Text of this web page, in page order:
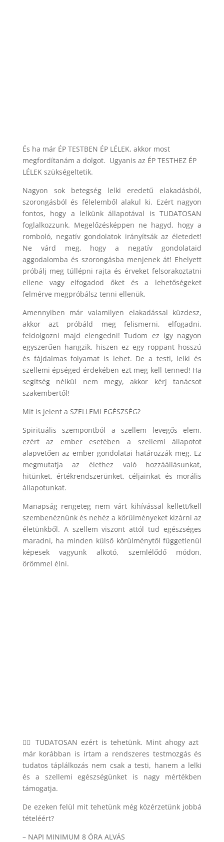
És ha már ÉP TESTBEN ÉP LÉLEK, akkor most
megfordítanám a dolgot. Ugyanis az ÉP TESTHEZ ÉP
LÉLEK szükségeltetik.
Nagyon sok betegség lelki eredetű elakadásból,
szorongásból és félelemből alakul ki. Ezért nagyon
fontos, hogy a lelkünk állapotával is TUDATOSAN
foglalkozzunk. Megelőzésképpen ne hagyd, hogy a
romboló, negatív gondolatok irányítsák az életedet!
Ne várd meg, hogy a negatív gondolataid
aggodalomba és szorongásba menjenek át! Ehelyett
próbálj meg túllépni rajta és érveket felsorakoztatni
ellene vagy elfogadod őket és a lehetőségeket
felmérve megpróbálsz tenni ellenük.
Amennyiben már valamilyen elakadással küzdesz,
akkor azt próbáld meg felismerni, elfogadni,
feldolgozni majd elengedni! Tudom ez így nagyon
egyszerűen hangzik, hiszen ez egy roppant hosszú
és fájdalmas folyamat is lehet. De a testi, lelki és
szellemi épséged érdekében ezt meg kell tenned! Ha
segítség nélkül nem megy, akkor kérj tanácsot
szakembertől!
Mit is jelent a SZELLEMI EGÉSZSÉG?
Spirituális szempontból a szellem levegős elem,
ezért az ember esetében a szellemi állapotot
alapvetően az ember gondolatai határozzák meg. Ez
megmutatja az élethez való hozzáállásunkat,
hitünket, értékrendszerünket, céljainkat és morális
állapotunkat.
Manapság rengeteg nem várt kihívással kellett/kell
szembenéznünk és nehéz a körülményeket kizárni az
életünkből. A szellem viszont attól tud egészséges
maradni, ha minden külső körülménytől függetlenül
képesek vagyunk alkotó, szemlélődő módon,
örömmel élni.
🧘‍♀️ TUDATOSAN ezért is tehetünk. Mint ahogy azt
már korábban is írtam a rendszeres testmozgás és
tudatos táplálkozás nem csak a testi, hanem a lelki
és a szellemi egészségünket is nagy mértékben
támogatja.
De ezeken felül mit tehetünk még közérzetünk jobbá
tételéért?
– NAPI MINIMUM 8 ÓRA ALVÁS